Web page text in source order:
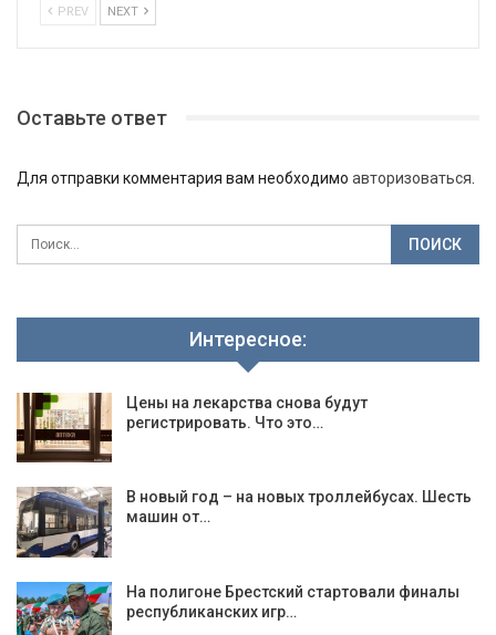
PREV NEXT
Оставьте ответ
Для отправки комментария вам необходимо авторизоваться
Интересное:
Цены на лекарства снова будут
регистрировать. Что это…
В новый год – на новых троллейбусах. Шесть
машин от…
На полигоне Брестский стартовали финалы
республиканских игр…